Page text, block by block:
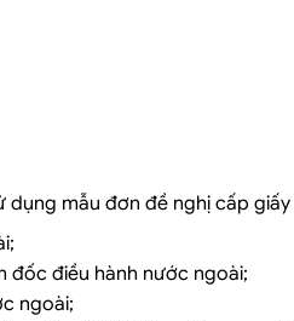
dụng mẫu đơn đề nghị cấp
đốc điều hành nước ngoài;
ngoài;